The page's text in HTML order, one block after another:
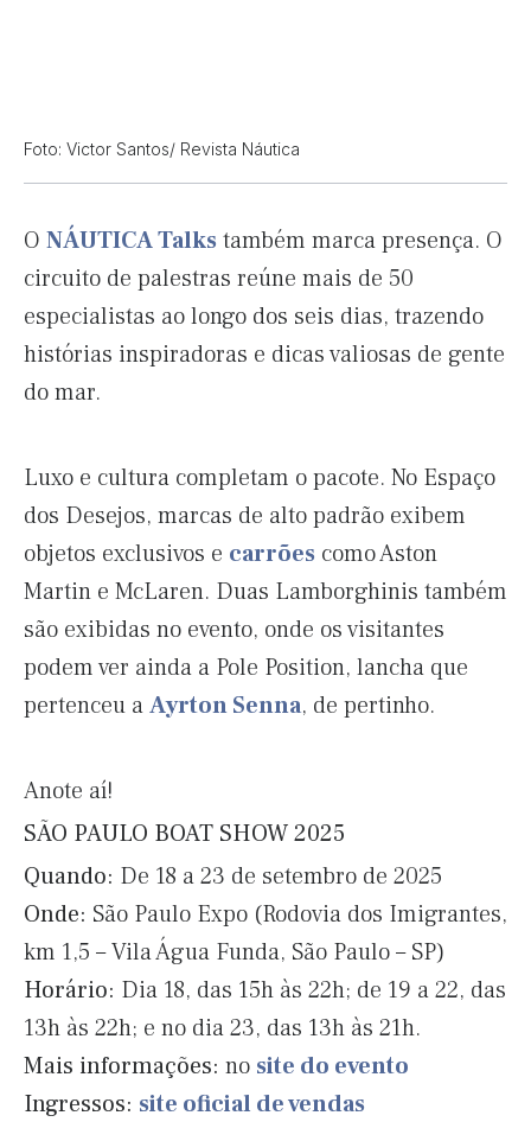
Foto: Victor Santos/ Revista Náutica
O NÁUTICA Talks também marca presença. O
circuito de palestras reúne mais de 50
especialistas ao longo dos seis dias, trazendo
histórias inspiradoras e dicas valiosas de gente
do mar.
Luxo e cultura completam o pacote. No Espaço
dos Desejos, marcas de alto padrão exibem
objetos exclusivos e carrões como Aston
Martin e McLaren. Duas Lamborghinis também
são exibidas no evento, onde os visitantes
podem ver ainda a Pole Position, lancha que
pertenceu aAyrton Senna, de pertinho.
Anote aí!
SÃO PAULO BOAT SHOW 2025
Quando: De 18 a 23 de setembro de 2025
Onde: São Paulo Expo (Rodovia dos Imigrantes,
km 1,5 – Vila Água Funda, São Paulo – SP)
Horário: Dia 18, das 15h às 22h; de 19 a 22, das
13h às 22h; e no dia 23, das 13h às 21h.
Mais informações: no site do evento
Ingressos: site oficial de vendas